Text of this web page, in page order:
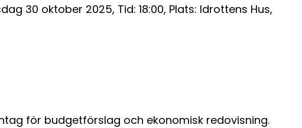
30 oktober 2025, Tid: 18:00, Plats: Idrottens Hus,
för budgetförslag och ekonomisk redovisning.